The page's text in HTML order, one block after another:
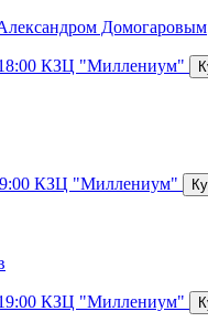
Домогаровым
КЗЦ "Миллениум"
КЗЦ "Миллениум"
КЗЦ "Миллениум"